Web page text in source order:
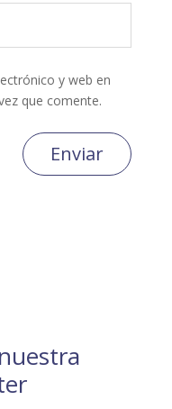
y web en
que comente.
Enviar